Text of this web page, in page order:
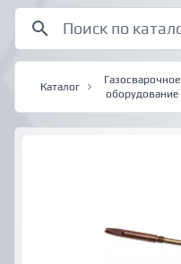
Каталог
Газосварочное
оборудование